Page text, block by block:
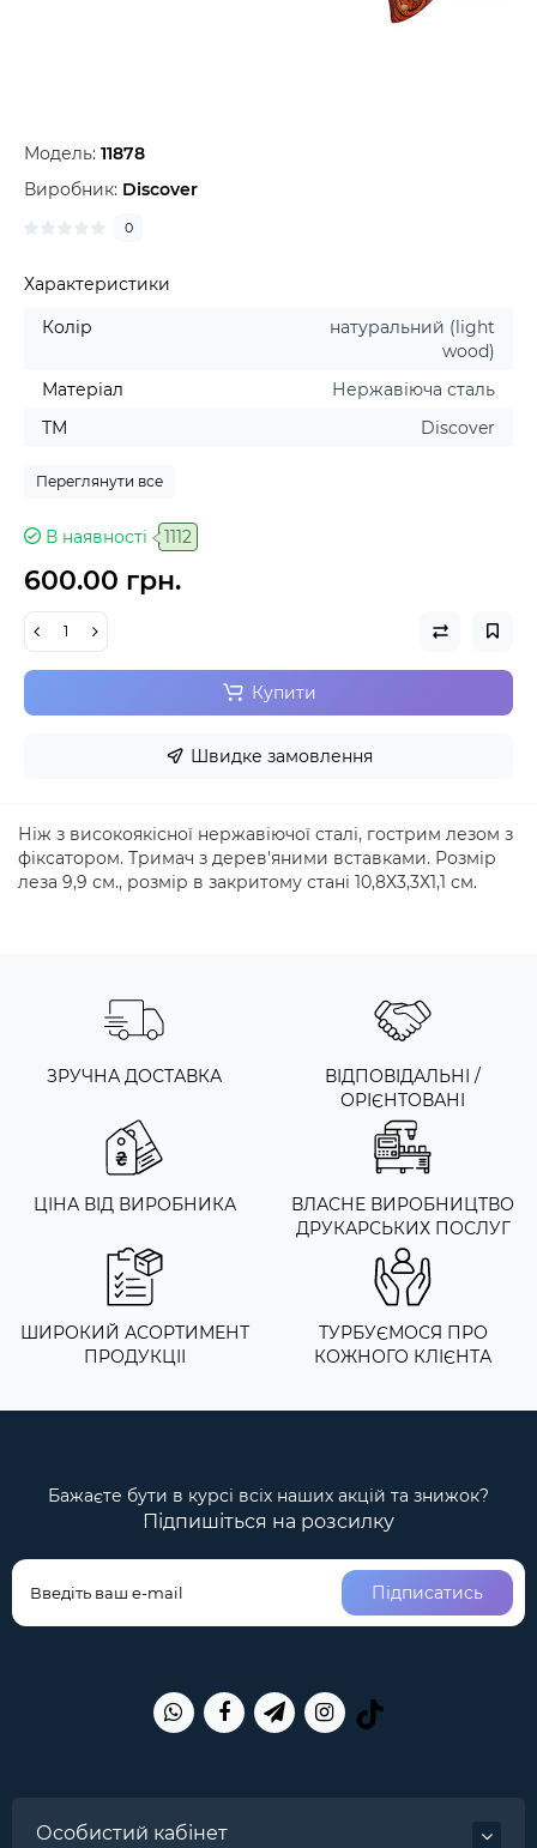
Модель: 11878
Виробник: Discover
0
Характеристики
Колір
натуральний (light
wood)
Матеріал
Нержавіюча сталь
ТМ
Discover
Переглянути все
В наявності 1112
600.00 грн.
Купити
Швидке замовлення
Ніж з високоякісної нержавіючої сталі, гострим лезом з
фіксатором. Тримач з дерев'яними вставками. Розмір
леза 9,9 см., розмір в закритому стані 10,8Х3,3Х1,1 см.
ЗРУЧНА ДОСТАВКА
ВІДПОВІДАЛЬНІ /
ОРІЄНТОВАНІ
ЦІНА ВІД ВИРОБНИКА
ВЛАСНЕ ВИРОБНИЦТВО
ДРУКАРСЬКИХ ПОСЛУГ
ШИРОКИЙ АСОРТИМЕНТ
ПРОДУКЦІІ
ТУРБУЄМОСЯ ПРО
КОЖНОГО КЛІЄНТА
Бажаєте бути в курсі всіх наших акцій та знижок?
Підпишіться на розсилку
Підписатись
Особистий кабінет